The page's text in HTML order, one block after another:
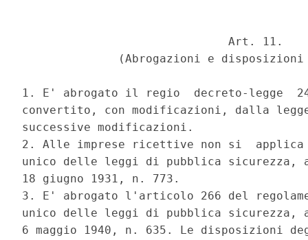
                              Art. 11.
(Abrogazioni e
1. E' abrogato il regio  decreto-legge
convertito, con modificazioni, dalla
successive modificazioni.
2. Alle imprese ricettive non si
unico delle leggi di pubblica sicurezza,
18 giugno 1931, n. 773.
3. E' abrogato l'articolo 266 del
unico delle leggi di pubblica sicurezza,
6 maggio 1940, n. 635. Le disposizioni